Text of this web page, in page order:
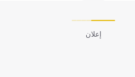
إعلان